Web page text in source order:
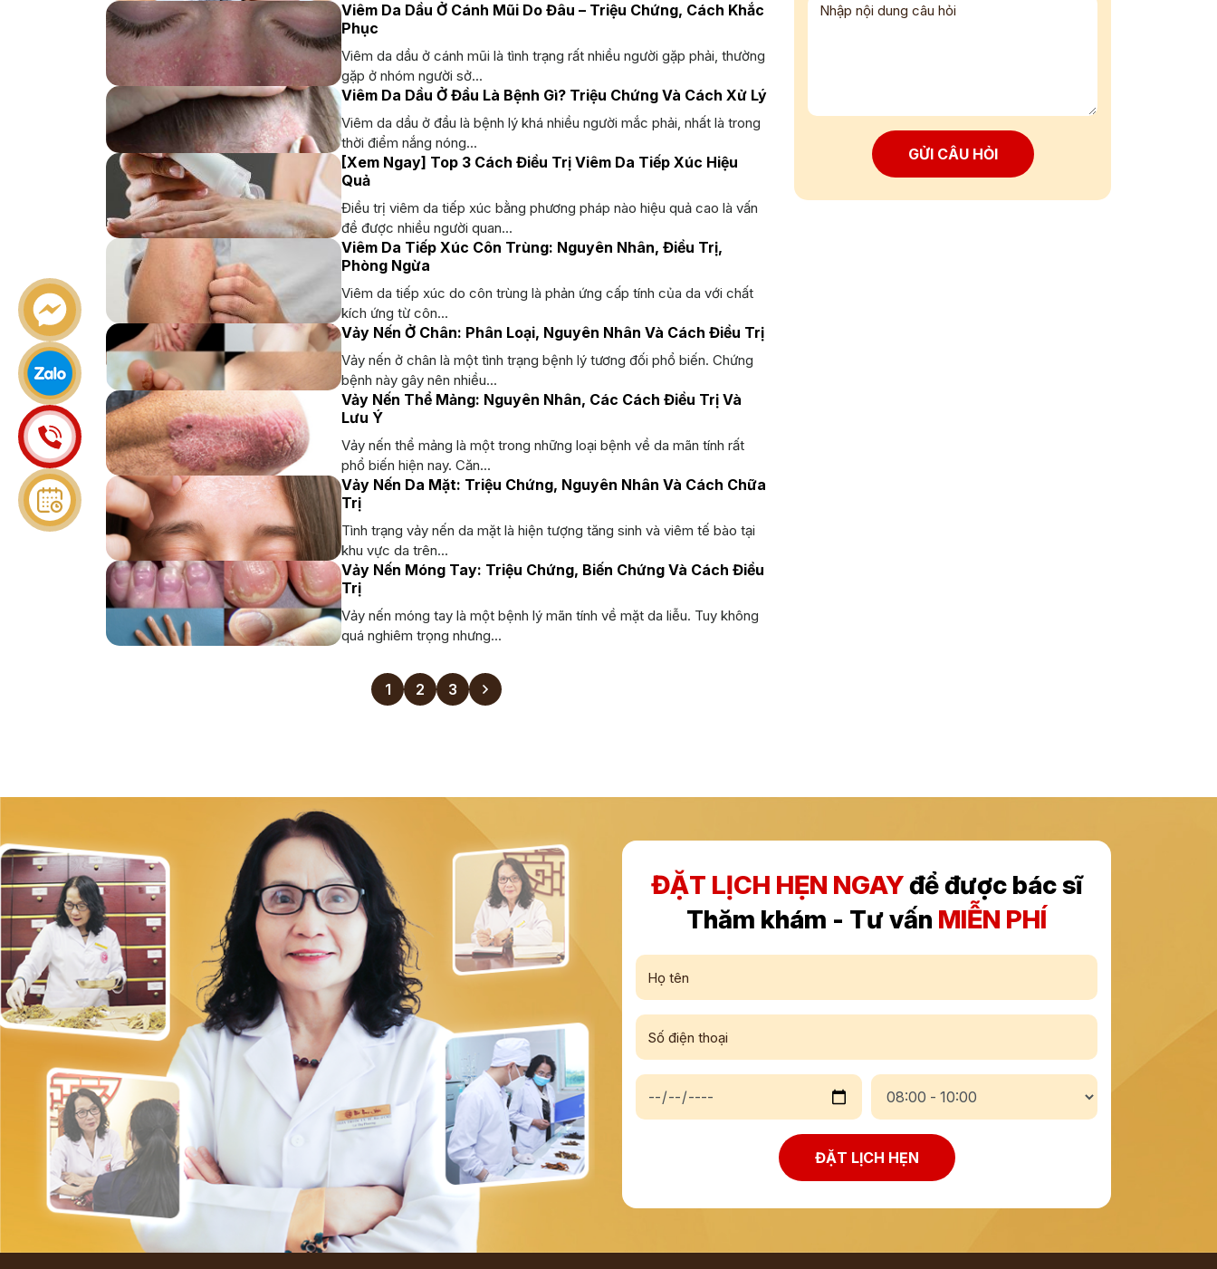
Viêm Da Dầu Ở Cánh Mũi Do Đâu – Triệu Chứng, Cách Khắc
Phục
Viêm da dầu ở cánh mũi là tình trạng rất nhiều người gặp phải, thường
gặp ở nhóm người sở...
Viêm Da Dầu Ở Đầu Là Bệnh Gì? Triệu Chứng Và Cách Xử Lý
Viêm da dầu ở đầu là bệnh lý khá nhiều người mắc phải, nhất là trong
thời điểm nắng nóng...
[Xem Ngay] Top 3 Cách Điều Trị Viêm Da Tiếp Xúc Hiệu
Quả
Điều trị viêm da tiếp xúc bằng phương pháp nào hiệu quả cao là vấn
đề được nhiều người quan...
Viêm Da Tiếp Xúc Côn Trùng: Nguyên Nhân, Điều Trị,
Phòng Ngừa
Viêm da tiếp xúc do côn trùng là phản ứng cấp tính của da với chất
kích ứng từ côn...
Vảy Nến Ở Chân: Phân Loại, Nguyên Nhân Và Cách Điều Trị
Vảy nến ở chân là một tình trạng bệnh lý tương đối phổ biến. Chứng
bệnh này gây nên nhiều...
Vảy Nến Thể Mảng: Nguyên Nhân, Các Cách Điều Trị Và
Lưu Ý
Vảy nến thể mảng là một trong những loại bệnh về da mãn tính rất
phổ biến hiện nay. Căn...
Vảy Nến Da Mặt: Triệu Chứng, Nguyên Nhân Và Cách Chữa
Trị
Tình trạng vảy nến da mặt là hiện tượng tăng sinh và viêm tế bào tại
khu vực da trên...
Vảy Nến Móng Tay: Triệu Chứng, Biến Chứng Và Cách Điều
Trị
Vảy nến móng tay là một bệnh lý mãn tính về mặt da liễu. Tuy không
quá nghiêm trọng nhưng...
1 2 3
GỬI CÂU HỎI
ĐẶT LỊCH HẸN NGAYđể được bác sĩ
Thăm khám - Tư vấn MIỄN PHÍ
ĐẶT LỊCH HẸN